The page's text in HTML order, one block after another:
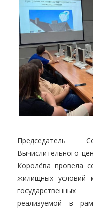
Председатель
Вычислительного
Королёва провела
жилищных условий
реализуемой в